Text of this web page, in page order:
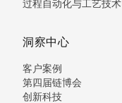
过程自动化与工艺技术
洞察中心
客户案例
第四届链博会
创新科技